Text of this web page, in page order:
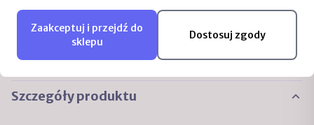
Szczegóły produktu
Zaakceptuj i przejdź do
sklepu
Dostosuj zgody